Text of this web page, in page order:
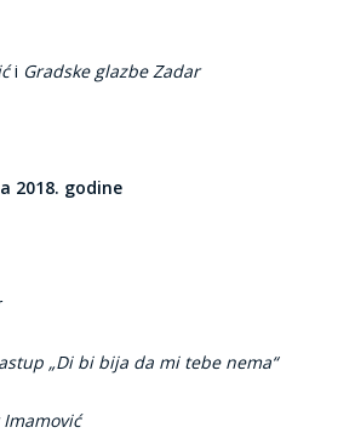
i Gradske glazbe Zadar
2018. godine
„Di bi bija da mi tebe nema“